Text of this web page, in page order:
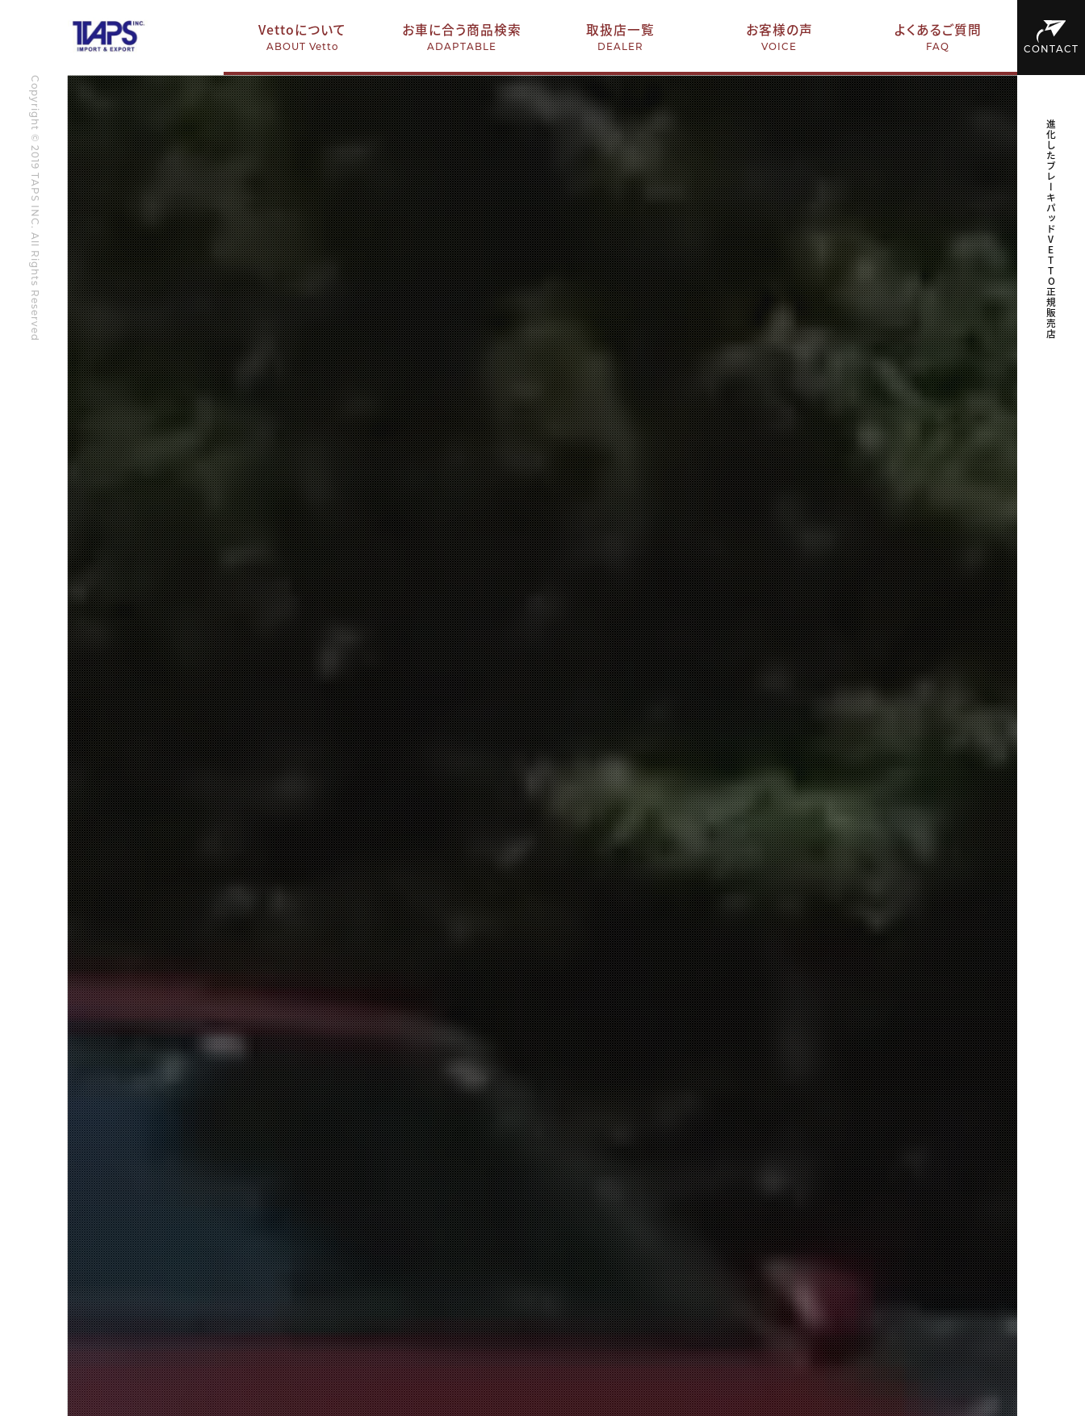
Vettoについて
ABOUT Vetto
お車に合う商品検索
ADAPTABLE
取扱店一覧
DEALER
お客様の声
VOICE
よくあるご質問
FAQ
Copyright © 2019 TAPS INC. All Rights Reserved
CONTACT
進化したブレーキパッドVETTO正規販売店